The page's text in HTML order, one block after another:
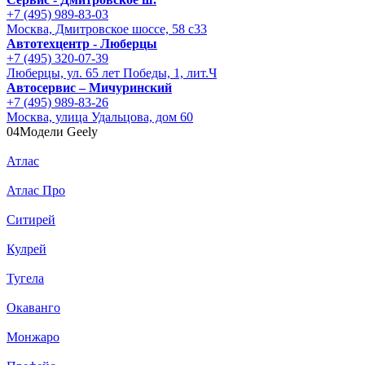
+7 (495) 989-83-03
Москва, Дмитровское шоссе, 58 с33
Автотехцентр - Люберцы
+7 (495) 320-07-39
Люберцы, ул. 65 лет Победы, 1, лит.Ч
Автосервис – Мичуринский
+7 (495) 989-83-26
Москва, улица Удальцова, дом 60
04Модели Geely
Атлас
Атлас Про
Ситирей
Кулрей
Тугела
Окаванго
Монжаро